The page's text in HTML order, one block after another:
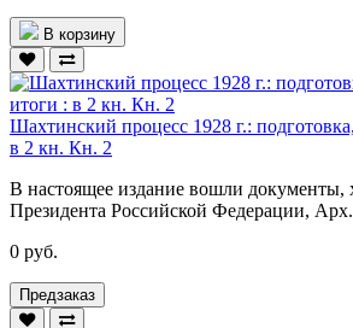
В корзину
Шахтинский процесс 1928 г.:
в 2 кн. Кн. 2
В настоящее издание вошли документы,
Президента Российской Федерации,
0 руб.
Предзаказ